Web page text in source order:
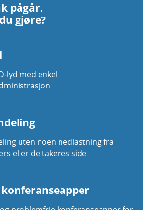
pågår.
gjøre?
lyd med enkel
uten noen nedlastning fra
eller deltakeres side